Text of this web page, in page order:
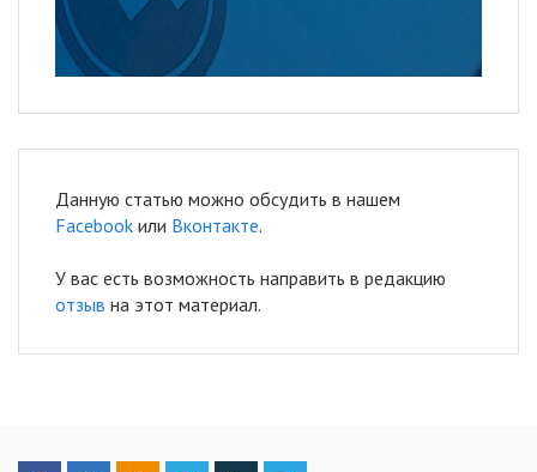
Данную статью можно обсудить в нашем
Facebook или Вконтакте.
У вас есть возможность направить в редакцию
отзыв на этот материал.